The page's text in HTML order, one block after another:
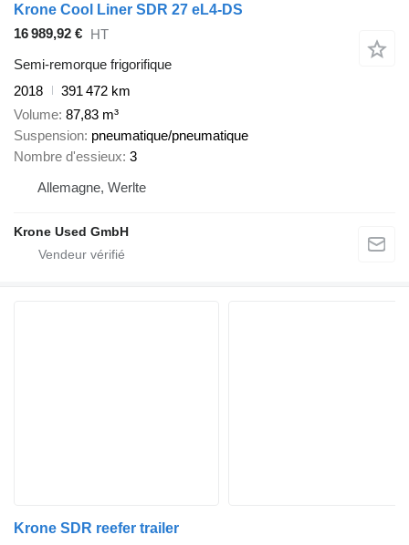
Krone Cool Liner SDR 27 eL4-DS
16 989,92 € HT
Semi-remorque frigorifique
2018
391 472 km
Volume 87,83 m³
Suspension pneumatique/pneumatique
Nombre d'essieux 3
Allemagne, Werlte
Krone Used GmbH
Krone SDR reefer trailer